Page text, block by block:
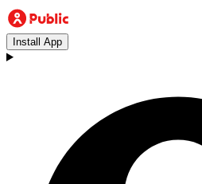
Install App